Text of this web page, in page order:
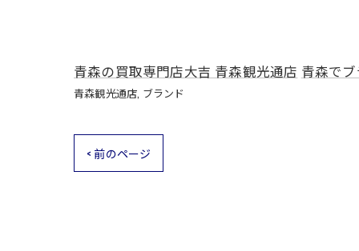
青森の買取専門店大吉 青森観光通店 青森で
青森観光通店 ブランド
< 前のページ